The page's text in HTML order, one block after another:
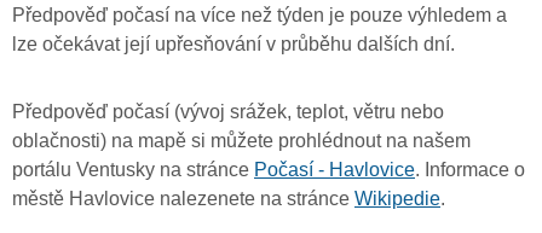
Předpověď počasí na více než týden je pouze výhledem a
lze očekávat její upřesňování v průběhu dalších dní.
Předpověď počasí (vývoj srážek, teplot, větru nebo
oblačnosti) na mapě si můžete prohlédnout na našem
portálu Ventusky na stránce Počasí - Havlovice. Informace o
městě Havlovice nalezenete na stránce Wikipedie.